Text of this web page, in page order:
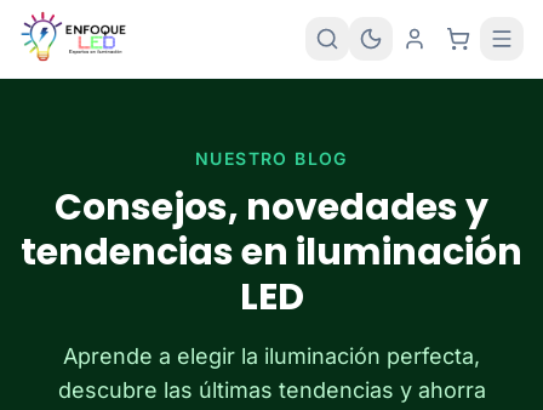
NUESTRO BLOG
Consejos, novedades y
tendencias en iluminación
LED
Aprende a elegir la iluminación perfecta,
descubre las últimas tendencias y ahorra